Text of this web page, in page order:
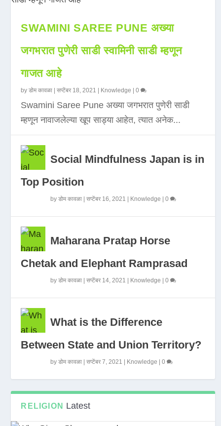
SWAMINI SAREE PUNE अख्या
जगभरात पुणेरी साडी स्वामिनी साडी म्हणून
गाजत आहे
byडोम कावळा |सप्टेंबर 18, 2021 Knowledge |0
Swamini Saree Pune अख्या जगभरात पुणेरी साडी
म्हणून नावाजलेल्या खूप साड्या आहेत, त्यात अनेक...
Social Mindfulness Japan is in
Top Position
byडोम कावळा |सप्टेंबर 16, 2021 Knowledge |0
Maharana Pratap Horse
Chetak and Elephant Ramprasad
byडोम कावळा |सप्टेंबर 14, 2021 Knowledge |0
What is the Difference
Between State and Union Territory?
byडोम कावळा |सप्टेंबर 7, 2021 Knowledge |0
RELIGION Latest